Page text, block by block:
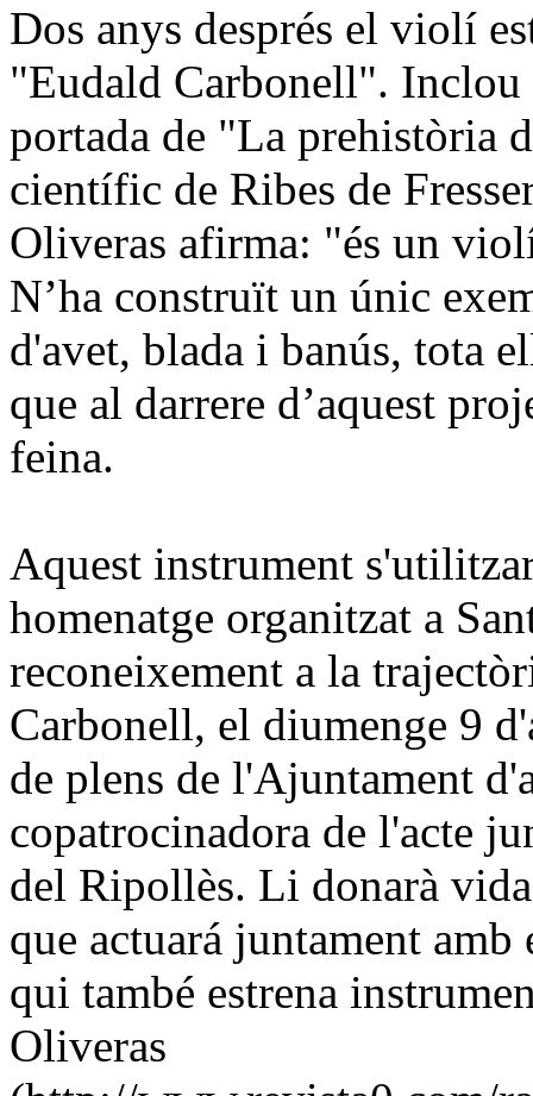
Dos anys després el violí
"Eudald Carbonell".
portada de "La prehistòria
científic de Ribes de
Oliveras afirma: "és un
N’ha construït un únic
d'avet, blada i banús, tota
que al darrere d’aquest
feina.
Aquest instrument
homenatge organitzat a
reconeixement a la
Carbonell, el diumenge 9
de plens de l'Ajuntament
copatrocinadora de l'acte
del Ripollès. Li donarà
que actuará juntament
qui també estrena
Oliveras